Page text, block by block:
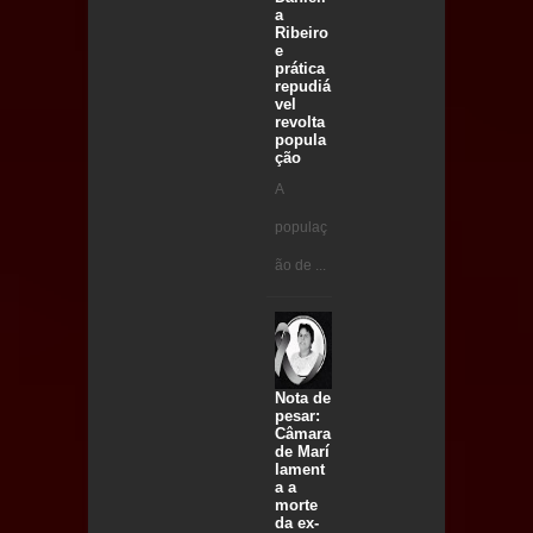
a
Ribeiro
e
prática
repudiá
vel
revolta
popula
ção
A
populaç
ão de ...
Nota de
pesar:
Câmara
de Marí
lament
a a
morte
da ex-